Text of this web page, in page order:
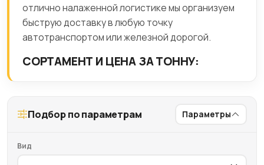
отлично налаженной логистике мы организуем
быструю доставку в любую точку
автотранспортом или железной дорогой.
СОРТАМЕНТ И ЦЕНА ЗА ТОННУ:
Подбор по параметрам Параметры
Вид